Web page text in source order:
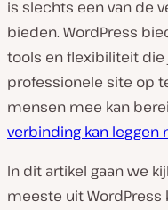
is slechts een van de
bieden. WordPress
tools en flexibiliteit
professionele site op
mensen mee kan
verbinding kan
In dit artikel gaan we
meeste uit WordPress